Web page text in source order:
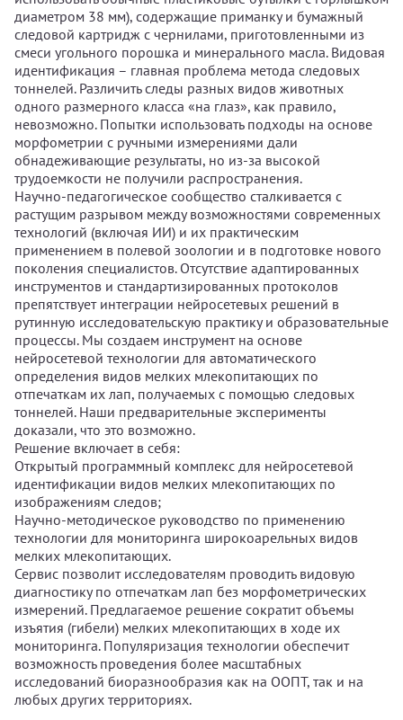
диаметром 38 мм), содержащие приманку и бумажный
следовой картридж с чернилами, приготовленными из
смеси угольного порошка и минерального масла. Видовая
идентификация – главная проблема метода следовых
тоннелей. Различить следы разных видов животных
одного размерного класса «на глаз», как правило,
невозможно. Попытки использовать подходы на основе
морфометрии с ручными измерениями дали
обнадеживающие результаты, но из-за высокой
трудоемкости не получили распространения.
Научно-педагогическое сообщество сталкивается с
растущим разрывом между возможностями современных
технологий (включая ИИ) и их практическим
применением в полевой зоологии и в подготовке нового
поколения специалистов. Отсутствие адаптированных
инструментов и стандартизированных протоколов
препятствует интеграции нейросетевых решений в
рутинную исследовательскую практику и образовательные
процессы. Мы создаем инструмент на основе
нейросетевой технологии для автоматического
определения видов мелких млекопитающих по
отпечаткам их лап, получаемых с помощью следовых
тоннелей. Наши предварительные эксперименты
доказали, что это возможно.
Решение включает в себя:
Открытый программный комплекс для нейросетевой
идентификации видов мелких млекопитающих по
изображениям следов;
Научно-методическое руководство по применению
технологии для мониторинга широкоарельных видов
мелких млекопитающих.
Сервис позволит исследователям проводить видовую
диагностику по отпечаткам лап без морфометрических
измерений. Предлагаемое решение сократит объемы
изъятия (гибели) мелких млекопитающих в ходе их
мониторинга. Популяризация технологии обеспечит
возможность проведения более масштабных
исследований биоразнообразия как на ООПТ, так и на
любых других территориях.